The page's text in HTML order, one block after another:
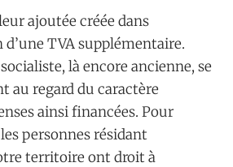
ajoutée créée dans
d’une TVA supplémentaire.
là encore ancienne, se
au regard du caractère
ainsi financées. Pour
personnes résidant
territoire ont droit à